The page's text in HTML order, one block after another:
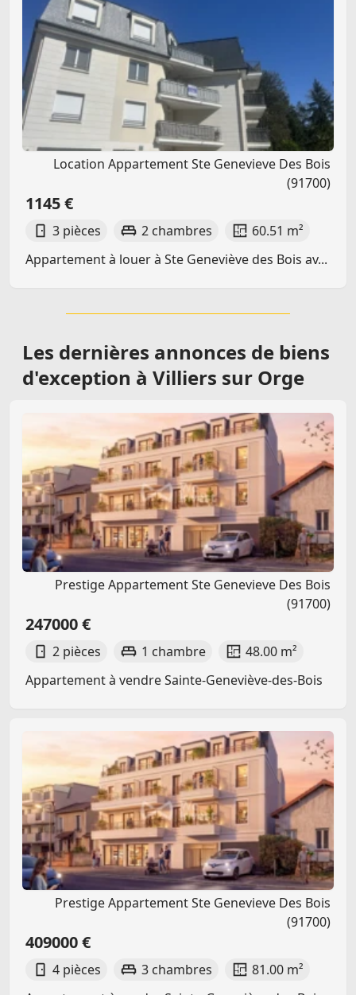
Location Appartement Ste Genevieve Des Bois
(91700)
1145 €
3 pièces 2 chambres
60.51 m²
Appartement à louer à Ste Geneviève des Bois av...
Les dernières annonces de biens
d'exception à Villiers sur Orge
Prestige Appartement Ste Genevieve Des Bois
(91700)
247000 €
2 pièces 1 chambre
48.00 m²
Appartement à vendre Sainte-Geneviève-des-Bois
Prestige Appartement Ste Genevieve Des Bois
(91700)
409000 €
4 pièces 3 chambres
81.00 m²